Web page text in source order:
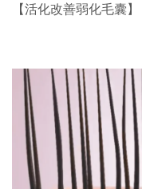
【活化改善弱化毛囊】